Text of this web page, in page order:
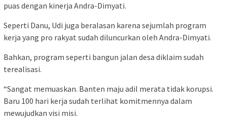
puas dengan kinerja Andra-Dimyati.
Seperti Danu, Udi juga beralasan karena sejumlah program
kerja yang pro rakyat sudah diluncurkan oleh Andra-Dimyati.
Bahkan, program seperti bangun jalan desa diklaim sudah
terealisasi.
“Sangat memuaskan. Banten maju adil merata tidak korupsi.
Baru 100 hari kerja sudah terlihat komitmennya dalam
mewujudkan visi misi.